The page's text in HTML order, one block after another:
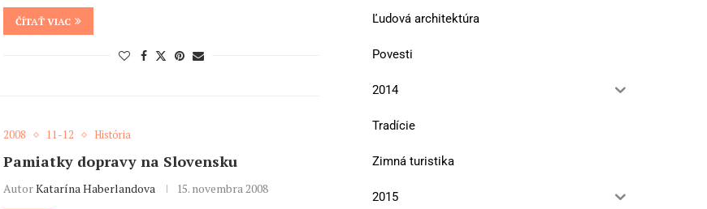
ČÍTAŤ VIAC
2008 11-12 História
Pamiatky dopravy na Slovensku
AutorKatarína Haberlandova 15. novembra 2008
Ľudová architektúra
Povesti
2014
Tradície
Zimná turistika
2015